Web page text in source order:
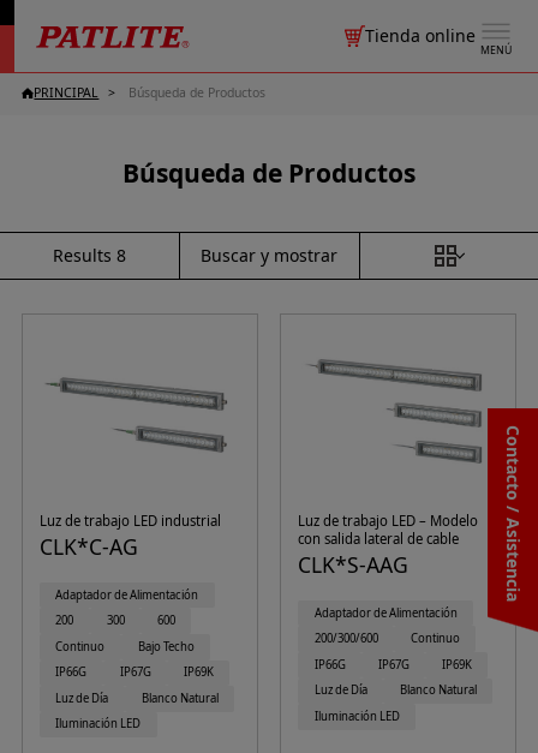
MENÚ
Tienda online
Contacto / Asistencia
PRINCIPAL Búsqueda de Productos
Búsqueda de Productos
Results8 Buscar y mostrar
Luz de trabajo LED industrial
CLK*C-AG
Adaptador de Alimentación
200
300
600
Continuo
Bajo Techo
IP66G
IP67G
IP69K
Luz de Día
Blanco Natural
Iluminación LED
Luz de trabajo LED – Modelo
con salida lateral de cable
CLK*S-AAG
Adaptador de Alimentación
200/300/600
Continuo
IP66G
IP67G
IP69K
Luz de Día
Blanco Natural
Iluminación LED